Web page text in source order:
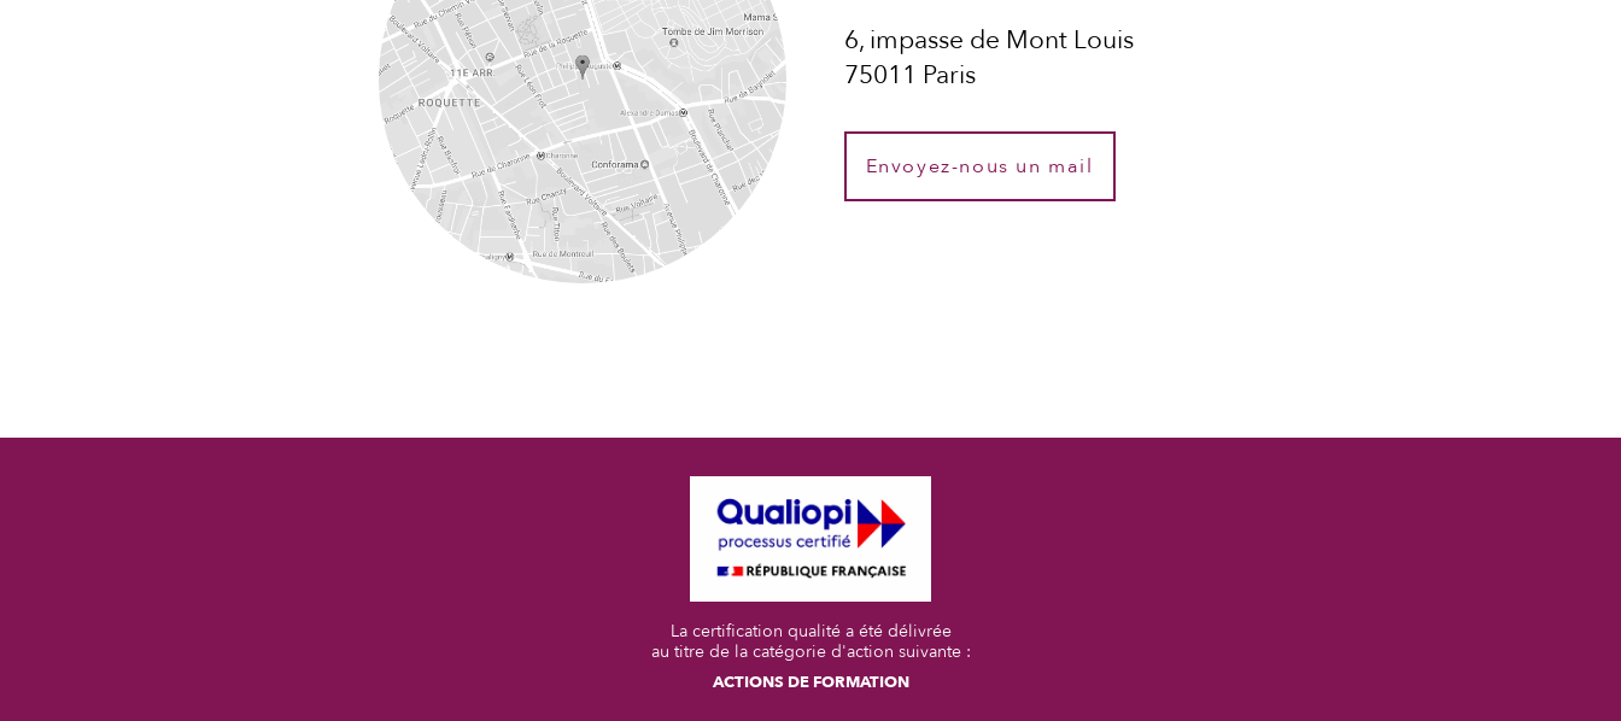
6, impasse de Mont Louis
75011 Paris
Envoyez-nous un mail
La certification qualité a été délivrée
au titre de la catégorie d'action suivante :
ACTIONS DE FORMATION